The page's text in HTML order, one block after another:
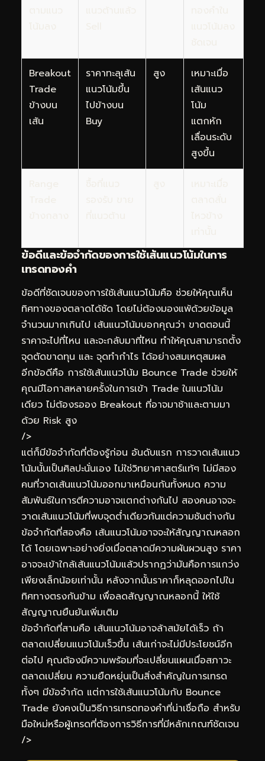
Breakout
Trade
ข้างบน
เส้น
ราคาทะลุเส้น
แนวโน้มขึ้น
ไปข้างบน
Buy
สูง
เหมาะเมื่อ
เส้นแนว
โน้ม
แตกหัก
เลื่อนระดับ
สูงขึ้น
ข้อดีและข้อจำกัดของการใช้เส้นแนวโน้มในการ
เทรดทองคำ
ข้อดีที่ชัดเจนของการใช้เส้นแนวโน้มคือ ช่วยให้คุณเห็น
ทิศทางของตลาดได้ชัด โดยไม่ต้องมองแพ้ด้วยข้อมูล
จำนวนมากเกินไป เส้นแนวโน้มบอกคุณว่า ขาดตอนนี้
ราคาจะไปที่ไหน และจะกลับมาที่ไหน ทำให้คุณสามารถตั้ง
จุดตัดขาดทุน และ จุดทำกำไร ได้อย่างสมเหตุสมผล
อีกข้อดีคือ การใช้เส้นแนวโน้ม Bounce Trade ช่วยให้
คุณมีโอกาสหลายครั้งในการเข้า Trade ในแนวโน้ม
เดียว ไม่ต้องรออง Breakout ที่อาจมาช้าและตามมา
ด้วย Risk สูง
/>
แต่ก็มีข้อจำกัดที่ต้องรู้ก่อน อันดับแรก การวาดเส้นแนว
โน้มนั้นเป็นศิลปะนั่นเอง ไม่ใช่วิทยาศาสตร์แท้ๆ ไม่มีสอง
คนที่วาดเส้นแนวโน้มออกมาเหมือนกันทั้งหมด ความ
สัมพันธ์ในการตีความอาจแตกต่างกันไป สองคนอาจจะ
วาดเส้นแนวโน้มที่พบจุดต่ำเดียวกันแต่ความชันต่างกัน
ข้อจำกัดที่สองคือ เส้นแนวโน้มอาจจะให้สัญญาณหลอก
ได้ โดยเฉพาะอย่างยิ่งเมื่อตลาดมีความผันผวนสูง ราคา
อาจจะเข้าใกล้เส้นแนวโน้มแล้วปรากฏว่ามันคือการแกว่ง
เพียงเล็กน้อยเท่านั้น หลังจากนั้นราคาก็หลุดออกไปใน
ทิศทางตรงกันข้าม เพื่อลดสัญญาณหลอกนี้ ให้ใช้
สัญญาณยืนยันเพิ่มเติม
ข้อจำกัดที่สามคือ เส้นแนวโน้มอาจล้าสมัยได้เร็ว ถ้า
ตลาดเปลี่ยนแนวโน้มเร็วขึ้น เส้นเก่าจะไม่มีประโยชน์อีก
ต่อไป คุณต้องมีความพร้อมที่จะเปลี่ยนแผนเมื่อสภาวะ
ตลาดเปลี่ยน ความยืดหยุ่นเป็นสิ่งสำคัญในการเทรด
ทั้งๆ มีข้อจำกัด แต่การใช้เส้นแนวโน้มกับ Bounce
Trade ยังคงเป็นวิธีการเทรดทองคำที่น่าเชื่อถือ สำหรับ
มือใหม่หรือผู้เทรดที่ต้องการวิธีการที่มีหลักเกณฑ์ชัดเจน
/>